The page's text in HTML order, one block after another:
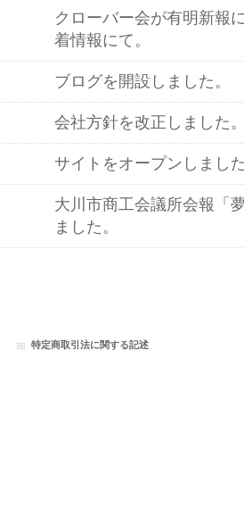
クローバー会が有明新報
着情報にて。
ブログを開設しました。
会社方針を改正しました
サイトをオープンしまし
大川市商工会議所会報「
ました。
特定商取引法に関する記述